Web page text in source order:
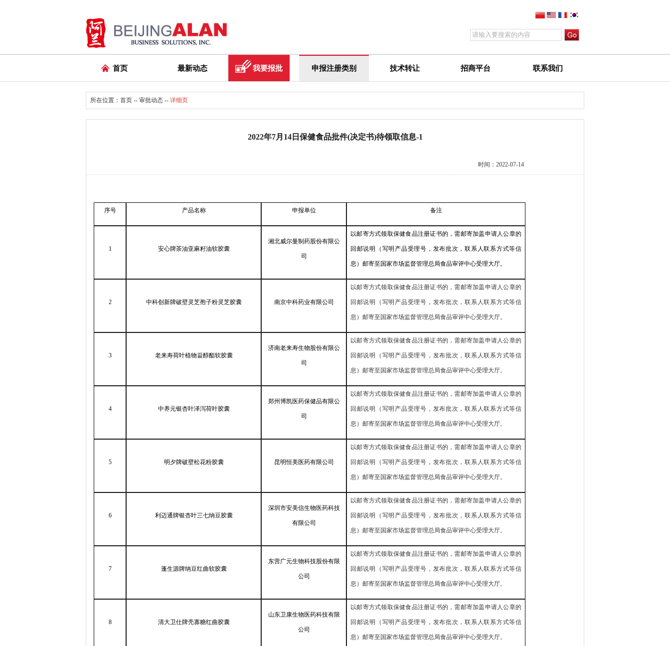
首页 最新动态 我要报批 申报注册类别 技术转让 招商平台 联系我们
所在位置： 首页 -- 审批动态 -- 详细页
2022年7月14日保健食品批件(决定书)待领取信息-1
时间： 2022-07-14
序号 产品名称 申报单位 备注
1 安心牌茶油亚麻籽油软胶囊
湘北威尔曼制药股份有限公
司
以邮寄方式领取保健食品注册证书的，需邮寄加盖申请人公章的
回邮说明（写明产品受理号，发布批次，联系人联系方式等信
息）邮寄至国家市场监督管理总局食品审评中心受理大厅。
2 中科创新牌破壁灵芝孢子粉灵芝胶囊 南京中科药业有限公司
以邮寄方式领取保健食品注册证书的，需邮寄加盖申请人公章的
回邮说明（写明产品受理号，发布批次，联系人联系方式等信
息）邮寄至国家市场监督管理总局食品审评中心受理大厅。
3 老来寿荷叶植物甾醇酯软胶囊
济南老来寿生物股份有限公
司
以邮寄方式领取保健食品注册证书的，需邮寄加盖申请人公章的
回邮说明（写明产品受理号，发布批次，联系人联系方式等信
息）邮寄至国家市场监督管理总局食品审评中心受理大厅。
4 中养元银杏叶泽泻荷叶胶囊
郑州博凯医药保健品有限公
司
以邮寄方式领取保健食品注册证书的，需邮寄加盖申请人公章的
回邮说明（写明产品受理号，发布批次，联系人联系方式等信
息）邮寄至国家市场监督管理总局食品审评中心受理大厅。
5 明夕牌破壁松花粉胶囊 昆明恒美医药有限公司
以邮寄方式领取保健食品注册证书的，需邮寄加盖申请人公章的
回邮说明（写明产品受理号，发布批次，联系人联系方式等信
息）邮寄至国家市场监督管理总局食品审评中心受理大厅。
6 利迈通牌银杏叶三七纳豆胶囊
深圳市安美信生物医药科技
有限公司
以邮寄方式领取保健食品注册证书的，需邮寄加盖申请人公章的
回邮说明（写明产品受理号，发布批次，联系人联系方式等信
息）邮寄至国家市场监督管理总局食品审评中心受理大厅。
7 蓬生源牌纳豆红曲软胶囊
东营广元生物科技股份有限
公司
以邮寄方式领取保健食品注册证书的，需邮寄加盖申请人公章的
回邮说明（写明产品受理号，发布批次，联系人联系方式等信
息）邮寄至国家市场监督管理总局食品审评中心受理大厅。
8 清大卫仕牌壳寡糖红曲胶囊
山东卫康生物医药科技有限
公司
以邮寄方式领取保健食品注册证书的，需邮寄加盖申请人公章的
回邮说明（写明产品受理号，发布批次，联系人联系方式等信
息）邮寄至国家市场监督管理总局食品审评中心受理大厅。